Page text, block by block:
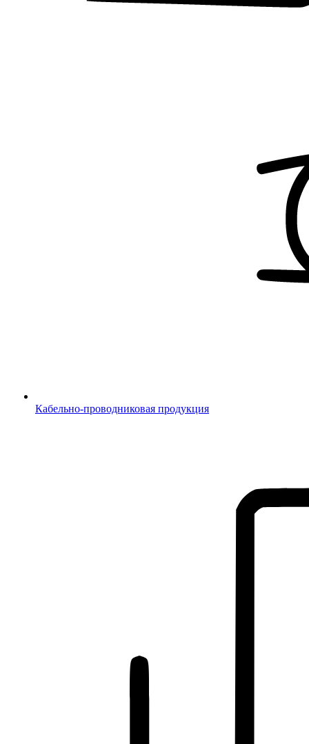
Кабельно-проводниковая продукция